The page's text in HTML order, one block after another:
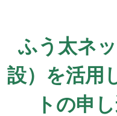
ふう太ネ
設）を活用
トの申